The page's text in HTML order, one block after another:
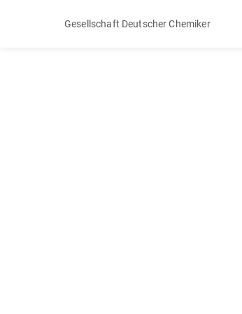
Gesellschaft Deutscher Chemiker